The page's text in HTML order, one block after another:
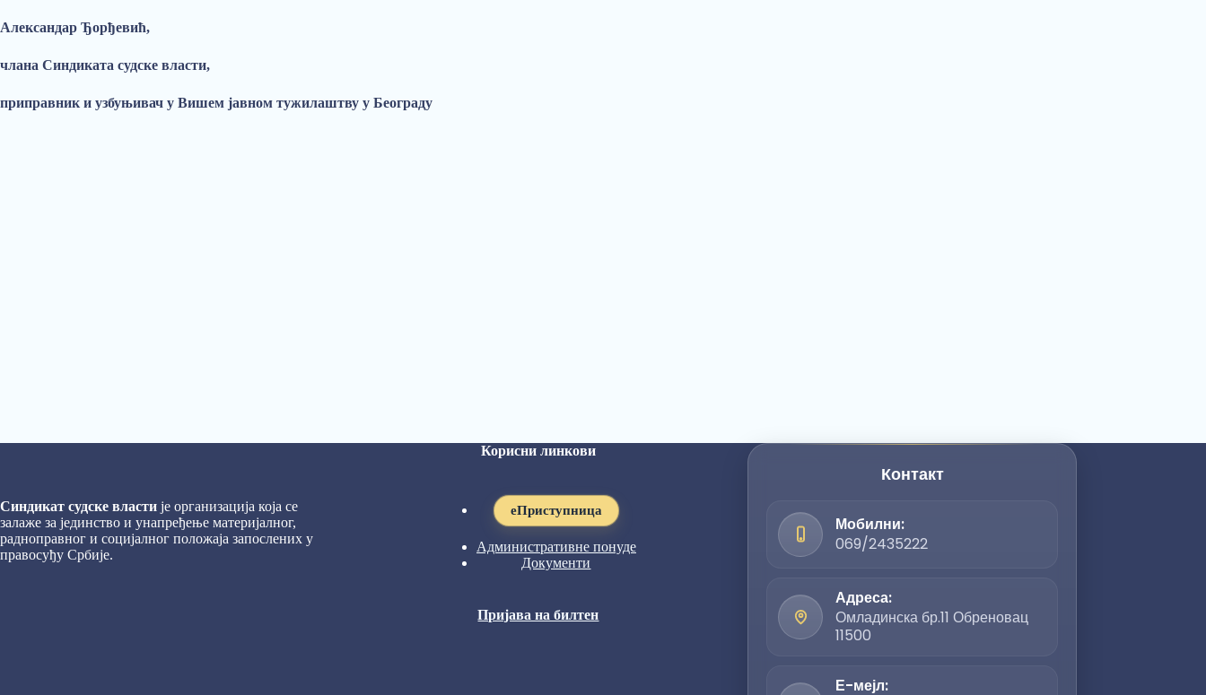
Александар Ђорђевић,
члана Синдиката судске власти,
приправник и узбуњивач у Вишем јавном тужилаштву у Београду
Синдикат судске власти је организација која се
залаже за јединство и унапређење материјалног,
радноправног и социјалног положаја запослених у
правосуђу Србије.
Корисни линкови
eПриступница
Административне понуде
Документи
Пријава на билтен
Контакт
Мобилни:
069/2435222
Адреса:
Омладинска бр.11 Обреновац
11500
Е-мејл: